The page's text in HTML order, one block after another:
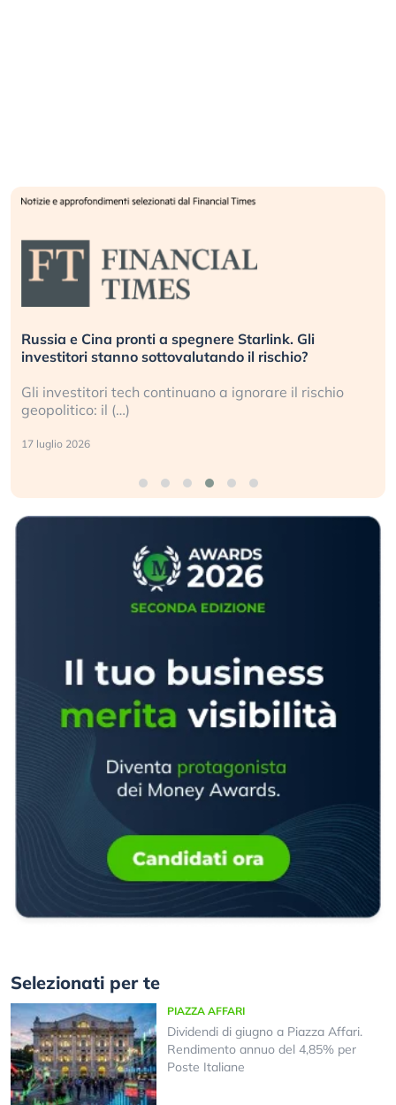
Russia e Cina pronti a spegnere Starlink. Gli
investitori stanno sottovalutando il rischio?
Gli investitori tech continuano a ignorare il rischio
geopolitico: il (…)
17 luglio 2026
Selezionati per te
PIAZZA AFFARI
Dividendi di giugno a Piazza Affari.
Rendimento annuo del 4,85% per
Poste Italiane